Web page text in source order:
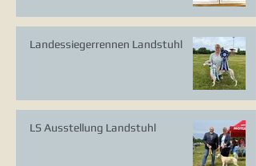
Landessiegerrennen Landstuhl
LS Ausstellung Landstuhl